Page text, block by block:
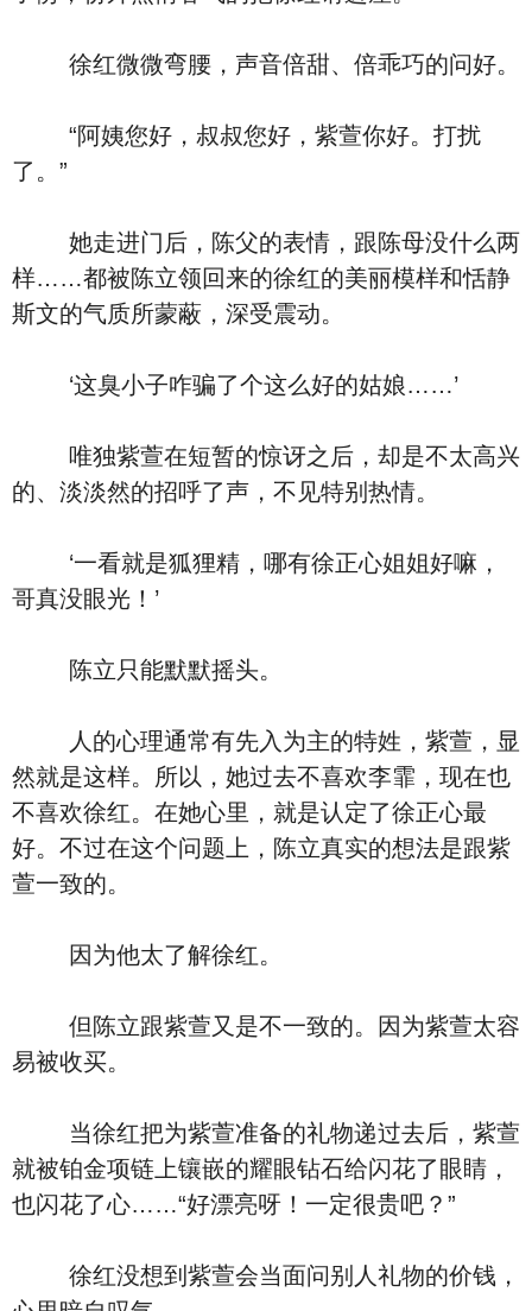
徐红微微弯腰，声音倍甜、倍乖巧的问好。
“阿姨您好，叔叔您好，紫萱你好。打扰
了。”
她走进门后，陈父的表情，跟陈母没什么两
样……都被陈立领回来的徐红的美丽模样和恬静
斯文的气质所蒙蔽，深受震动。
‘这臭小子咋骗了个这么好的姑娘……’
唯独紫萱在短暂的惊讶之后，却是不太高兴
的、淡淡然的招呼了声，不见特别热情。
‘一看就是狐狸精，哪有徐正心姐姐好嘛，
哥真没眼光！’
陈立只能默默摇头。
人的心理通常有先入为主的特姓，紫萱，显
然就是这样。所以，她过去不喜欢李霏，现在也
不喜欢徐红。在她心里，就是认定了徐正心最
好。不过在这个问题上，陈立真实的想法是跟紫
萱一致的。
因为他太了解徐红。
但陈立跟紫萱又是不一致的。因为紫萱太容
易被收买。
当徐红把为紫萱准备的礼物递过去后，紫萱
就被铂金项链上镶嵌的耀眼钻石给闪花了眼睛，
也闪花了心……“好漂亮呀！一定很贵吧？”
徐红没想到紫萱会当面问别人礼物的价钱，